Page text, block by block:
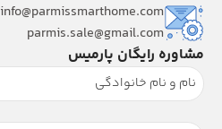
info@parmissmarthome.com
parmis.sale@gmail.com
مشاوره رایگان پارمیس